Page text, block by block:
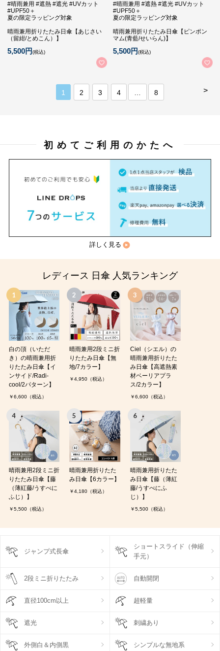
#晴雨兼用 #遮熱 #遮光 #UVカット
#UPF50＋
夏の限定ラッピング対象
晴雨兼用折りたたみ日傘【あじさい
（留紺/とめこん）】
5,500円(税込)
#晴雨兼用 #遮熱 #遮光 #UVカット
#UPF50＋
夏の限定ラッピング対象
晴雨兼用折りたたみ日傘【ピンポン
マム(青藍/せいらん)】
5,500円(税込)
>
1 2 3 4 8
初めてご利用のかたへ
詳しく見る
レディース 日傘 人気ランキング
白の頂（いただ
き）の晴雨兼用折
りたたみ日傘【イ
ンサイド/Radi-
cool/2パターン】
￥6,600（税込）
晴雨兼用2段ミニ折
りたたみ日傘【無
地/7カラー】
￥4,950（税込）
Ciel（シエル）の
晴雨兼用折りたた
み日傘【高遮熱素
材ベーリアプラ
ス/2カラー】
￥6,600（税込）
晴雨兼用2段ミニ折
りたたみ日傘【藤
（薄紅藤/うすべに
ふじ）】
￥5,500（税込）
晴雨兼用折りたた
み日傘【6カラー】
￥4,180（税込）
晴雨兼用折りたた
み日傘【藤（薄紅
藤/うすべにふ
じ）】
￥5,500（税込）
ジャンプ式長傘
ショートスライド（伸縮
手元）
2段ミニ折りたたみ 自動開閉
直径100cm以上 超軽量
遮光 刺繍あり
外側白＆内側黒 シンプルな無地系